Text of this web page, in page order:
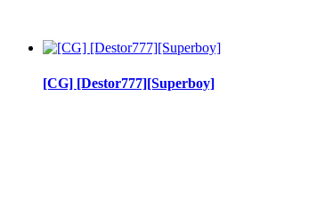
[CG] [Destor777][Superboy]